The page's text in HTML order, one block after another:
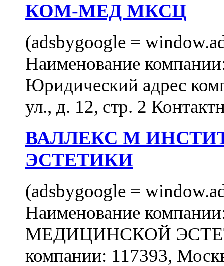
КОМ-МЕД МКСЦ
(adsbygoogle =
Наименование
Юридический адрес
ул., д. 12, стр. 2
ВАЛЛЕКС М
ЭСТЕТИКИ
(adsbygoogle =
Наименование
МЕДИЦИНСКОЙ
компании: 117393,